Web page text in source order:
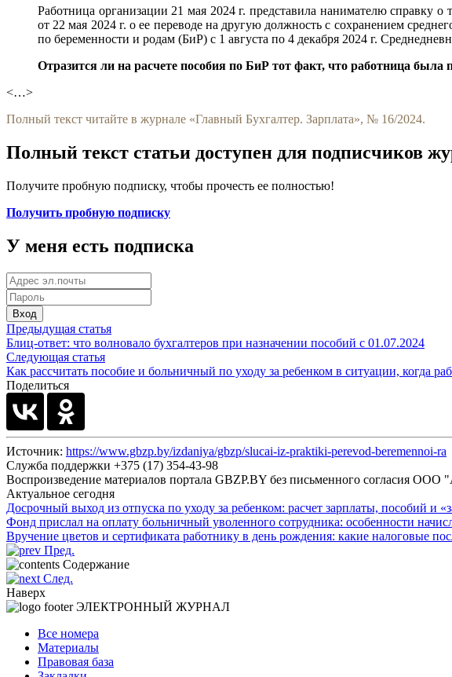
Работница организации 21 мая 2024 г. представила нанимателю справку
от 22 мая 2024 г. о ее переводе на другую должность с сохранением
по беременности и родам (БиР) с 1 августа по 4 декабря 2024 г.
Отразится ли на расчете пособия по БиР тот факт, что работница была
<…>
Полный текст читайте в журнале «Главный Бухгалтер. Зарплата», № 16/2024.
Полный текст статьи доступен для подписчиков
Получите пробную подписку, чтобы прочесть ее полностью!
Получить пробную подписку
У меня есть подписка
Вход
Предыдущая статья
Блиц-ответ: что волновало бухгалтеров при назначении пособий с 01.07.2024
Следующая статья
Как рассчитать пособие и больничный по уходу за ребенком в ситуации, когда
Поделиться
Источник: https://www.gbzp.by/izdaniya/gbzp/slucai-iz-praktiki-perevod-beremennoi-ra
Служба поддержки +375 (17) 354-43-98
Воспроизведение материалов портала GBZP.BY без письменного
Актуальное сегодня
Досрочный выход из отпуска по уходу за ребенком: расчет зарплаты, пособий и
Фонд прислал на оплату больничный уволенного сотрудника: особенности
Вручение цветов и сертификата работнику в день рождения: какие налоговые
Пред.
Содержание
След.
Наверх
ЭЛЕКТРОННЫЙ ЖУРНАЛ
Все номера
Материалы
Правовая база